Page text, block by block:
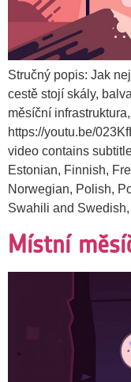
Stručný popis: Jak
cestě stojí skály,
měsíční
https://youtu.be/
video contains
Estonian, Finnish,
Norwegian, Polish,
Swahili and Swedish,
Místní